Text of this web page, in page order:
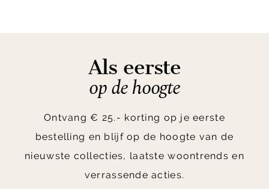
Als eerste
op de hoogte
Ontvang € 25.- korting op je eerste
bestelling en blijf op de hoogte van de
nieuwste collecties, laatste woontrends en
verrassende acties.